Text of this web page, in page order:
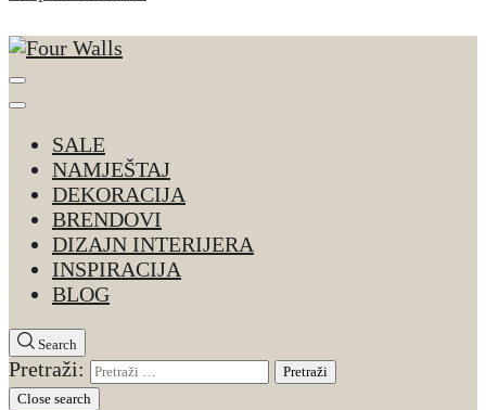
SALE
NAMJEŠTAJ
DEKORACIJA
BRENDOVI
DIZAJN INTERIJERA
INSPIRACIJA
BLOG
Search
Pretraži:
Close search